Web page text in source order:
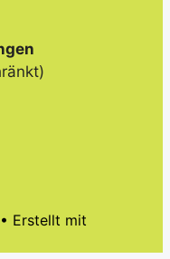
• Erstellt mit